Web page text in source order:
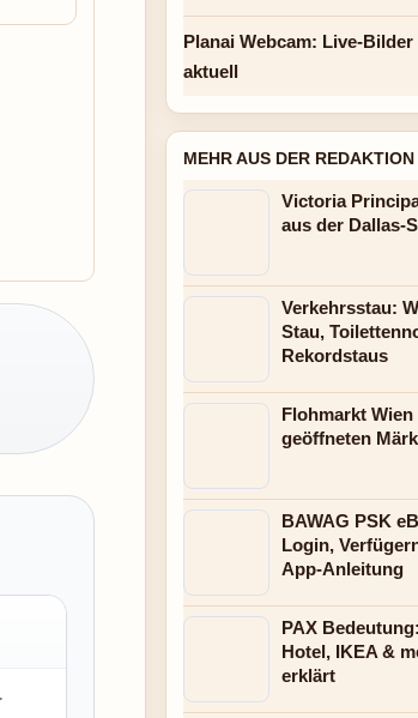
Planai Webcam: Live-
aktuell
MEHR AUS DER REDAKTION
Victoria
aus der Dallas-
Verkehrsstau:
Stau,
Rekordstaus
Flohmarkt
geöffneten
BAWAG PSK
Login,
App-Anleitung
PAX
Hotel, IKEA &
erklärt